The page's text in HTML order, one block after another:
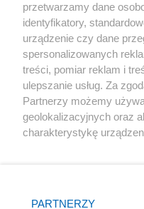
Kultura
X Facebook
przetwarzamy dane
identyfikatory,
urządzenie czy dane
spersonalizowanych
treści, pomiar reklam i
ulepszanie usług. Za
Partnerzy możemy
geolokalizacyjnych oraz
charakterystykę
zmienić/wycofać klikając
PARTNERZY